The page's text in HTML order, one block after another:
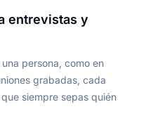
entrevistas y
persona, como en
grabadas, cada
siempre sepas quién